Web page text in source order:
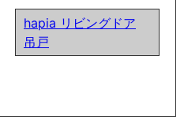
hapia リビングドア
吊戸